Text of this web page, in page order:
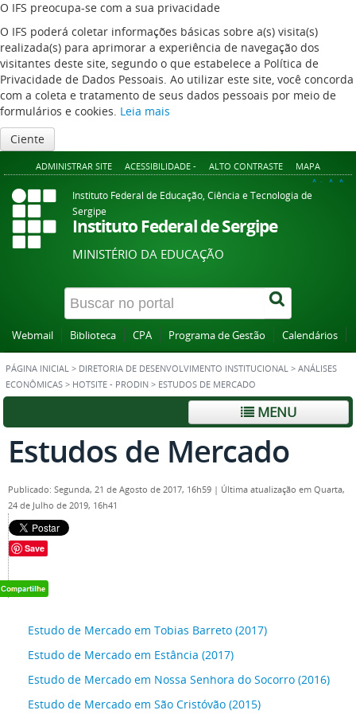
O IFS preocupa-se com a sua privacidade
O IFS poderá coletar informações básicas sobre a(s) visita(s)
realizada(s) para aprimorar a experiência de navegação dos
visitantes deste site, segundo o que estabelece a Política de
Privacidade de Dados Pessoais. Ao utilizar este site, você concorda
com a coleta e tratamento de seus dados pessoais por meio de
formulários e cookies. Leia mais
Ciente
ADMINISTRAR SITE ACESSIBILIDADE - ALTO CONTRASTE MAPA
A+ A A-
Instituto Federal de Educação, Ciência e Tecnologia de
Sergipe
Instituto Federal de Sergipe
MINISTÉRIO DA EDUCAÇÃO
Webmail Biblioteca CPA Programa de Gestão Calendários
PÁGINA INICIAL > DIRETORIA DE DESENVOLVIMENTO INSTITUCIONAL > ANÁLISES
ECONÔMICAS > HOTSITE - PRODIN > ESTUDOS DE MERCADO
MENU
Estudos de Mercado
Publicado: Segunda, 21 de Agosto de 2017, 16h59 | Última atualização em Quarta,
24 de Julho de 2019, 16h41
Save
Estudo de Mercado em Tobias Barreto (2017)
Estudo de Mercado em Estância (2017)
Estudo de Mercado em Nossa Senhora do Socorro (2016)
Estudo de Mercado em São Cristóvão (2015)